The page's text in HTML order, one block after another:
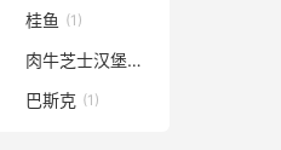
桂鱼 (1)
肉牛芝士汉堡
(1)
巴斯克 (1)